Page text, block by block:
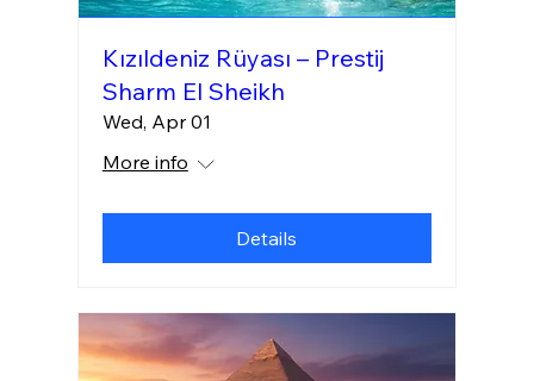
Kızıldeniz Rüyası – Prestij
Sharm El Sheikh
Wed, Apr 01
More info
Details